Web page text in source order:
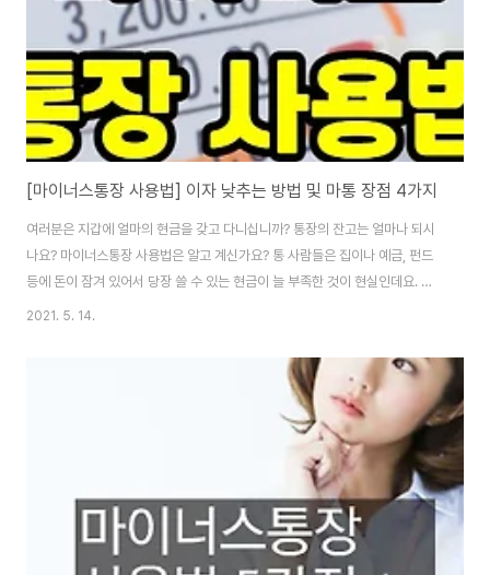
[마이너스통장 사용법] 이자 낮추는 방법 및 마통 장점 4가지
여러분은 지갑에 얼마의 현금을 갖고 다니십니까? 통장의 잔고는 얼마나 되시
나요? 마이너스통장 사용법은 알고 계신가요? 통 사람들은 집이나 예금, 펀드
등에 돈이 잠겨 있어서 당장 쓸 수 있는 현금이 늘 부족한 것이 현실인데요. 그
러다 보니 긴급하게 필요한 자금 수요가 있을 때 요긴하게 활용할 수 있고 쉽게
이너스 통장은 잘 아시다시피 잘 쓰면 약이 되지만 잘못 쓰면 독이 될 수 있는
양날의 검 같은 존재라서 잘 활용하는 지혜가 필요합니다. 그래서 오늘은 현명
한 마이너스통장 사용법과 긴급 자금에 대처하는 재테크 방법에 대해 알아보도
록 하겠습니다. 마이너스통장 사용법 마이너스 통장은 입출금이 자유로운 은행
2021. 5. 14.